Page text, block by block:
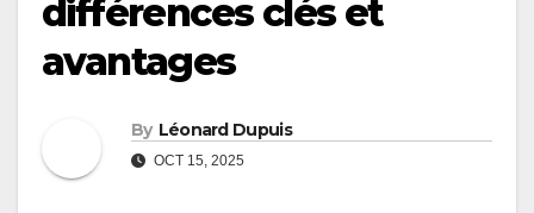
différences clés et
avantages
By Léonard Dupuis
OCT 15, 2025